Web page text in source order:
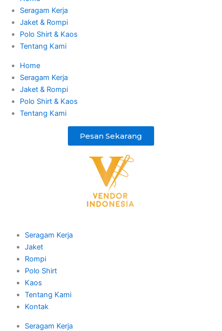
Seragam Kerja
Jaket & Rompi
Polo Shirt & Kaos
Tentang Kami
Home
Seragam Kerja
Jaket & Rompi
Polo Shirt & Kaos
Tentang Kami
Pesan Sekarang
Seragam Kerja
Jaket
Rompi
Polo Shirt
Kaos
Tentang Kami
Kontak
Seragam Kerja